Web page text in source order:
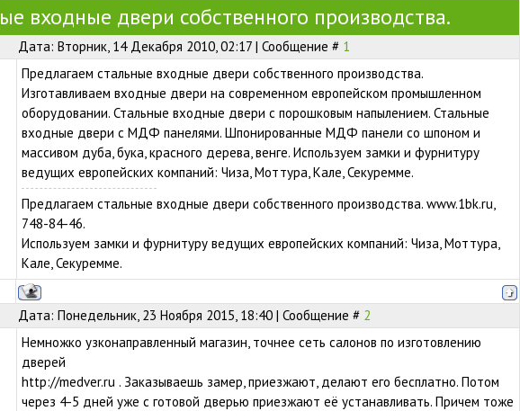
входные двери собственного производства.
Дата: Вторник, 14 Декабря 2010, 02:17 | Сообщение # 1
Предлагаем стальные входные двери собственного производства.
Изготавливаем входные двери на современном европейском промышленном
оборудовании. Стальные входные двери с порошковым напылением. Стальные
входные двери с МДФ панелями. Шпонированные МДФ панели со шпоном и
массивом дуба, бука, красного дерева, венге. Используем замки и фурнитуру
ведущих европейских компаний: Чиза, Моттура, Кале, Секуремме.
Предлагаем стальные входные двери собственного производства. www.1bk.ru,
748-84-46.
Используем замки и фурнитуру ведущих европейских компаний: Чиза, Моттура,
Кале, Секуремме.
Дата: Понедельник, 23 Ноября 2015, 18:40 | Сообщение # 2
Немножко узконаправленный магазин, точнее сеть салонов по изготовлению
дверей
http://medver.ru . Заказываешь замер, приезжают, делают его бесплатно. Потом
через 4-5 дней уже с готовой дверью приезжают её устанавливать. Причем тоже